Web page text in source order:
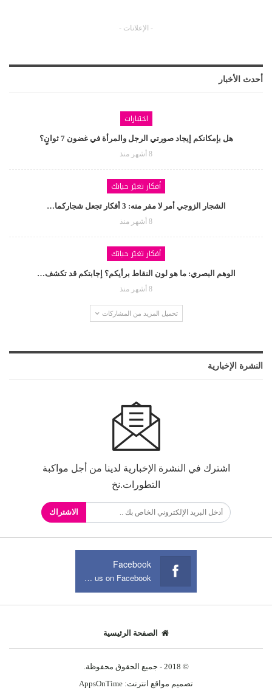
- الإعلانات -
أحدث الأخبار
اختبارات
هل بإمكانكم إيجاد صورتي الرجل والمرأة في غضون 7 ثوانٍ؟
8 أشهر منذ
أفكار تغيّر حياتك
الشجار الزوجي أمر لا مفر منه: 3 أفكار تجعل شجاركما…
8 أشهر منذ
أفكار تغيّر حياتك
الوهم البصري: ما هو لون النقاط برأيكم؟ إجابتكم قد تكشف…
8 أشهر منذ
تحميل المزيد من المشاركات
النشرة الإخبارية
اشترك في النشرة الإخبارية لدينا من أجل مواكبة
التطورات.نخ
الاشتراك
Facebook
Join us on Facebook
الصفحة الرئيسية
© 2018 - جميع الحقوق محفوظة.
تصميم مواقع انترنت: AppsOnTime